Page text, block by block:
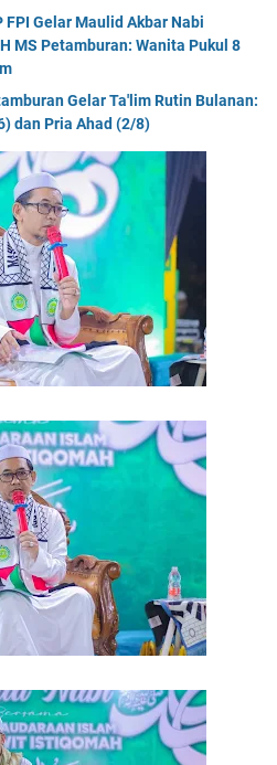
Gelar Maulid Akbar Nabi
MS Petamburan: Wanita Pukul 8
Gelar Ta'lim Rutin Bulanan:
dan Pria Ahad (2/8)